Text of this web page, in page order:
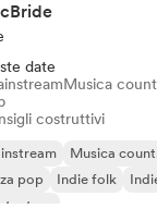
date
Musica
costruttivi
Musica
pop Indie folk